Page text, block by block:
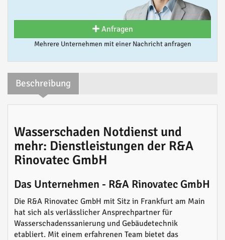
Anfragen
Mehrere Unternehmen mit einer Nachricht anfragen
Beschreibung
Wasserschaden Notdienst und
mehr: Dienstleistungen der R&A
Rinovatec GmbH
Das Unternehmen - R&A Rinovatec GmbH
Die R&A Rinovatec GmbH mit Sitz in Frankfurt am Main
hat sich als verlässlicher Ansprechpartner für
Wasserschadenssanierung und Gebäudetechnik
etabliert. Mit einem erfahrenen Team bietet das